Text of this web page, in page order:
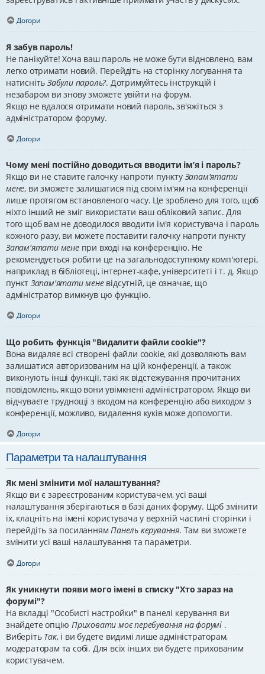
Догори
Я забув пароль!
Не панікуйте! Хоча ваш пароль не може бути відновлено, вам
легко отримати новий. Перейдіть на сторінку логування та
натисніть Забули пароль?. Дотримуйтесь інструкцій і
незабаром ви знову зможете увійти на форум.
Якщо не вдалося отримати новий пароль, зв'яжіться з
адміністратором форуму.
Догори
Чому мені постійно доводиться вводити ім’я і пароль?
Якщо ви не ставите галочку напроти пункту Запам'ятати
мене, ви зможете залишатися під своїм ім'ям на конференції
лише протягом встановленого часу. Це зроблено для того, щоб
ніхто інший не зміг використати ваш обліковий запис. Для
того щоб вам не доводилося вводити ім'я користувача і пароль
кожного разу, ви можете поставити галочку напроти пункту
Запам'ятати менепри вході на конференцію. Не
рекомендується робити це на загальнодоступному комп'ютері,
наприклад в бібліотеці, інтернет-кафе, університеті і т. д. Якщо
пункт Запам'ятати меневідсутній, це означає, що
адміністратор вимкнув цю функцію.
Догори
Що робить функція "Видалити файли cookie"?
Вона видаляє всі створені файли cookie, які дозволяють вам
залишатися авторизованим на цій конференції, а також
виконують інші функції, такі як відстежування прочитаних
повідомлень, якщо вони увімкнені адміністратором. Якщо ви
відчуваєте труднощі з входом на конференцію або виходом з
конференції, можливо, видалення куків може допомогти.
Догори
Параметри та налаштування
Як мені змінити мої налаштування?
Якщо ви є зареєстрованим користувачем, усі ваші
налаштування зберігаються в базі даних форуму. Щоб змінити
їх, клацніть на імені користувача у верхній частині сторінки і
перейдіть за посиланнямПанель керування. Там ви зможете
змінити усі ваші налаштування та параметри.
Догори
Як уникнути появи мого імені в списку "Хто зараз на
форумі"?
На вкладці "Особисті настройки" в панелі керування ви
знайдете опціюПриховати моє перебування на форумі .
Виберіть Так, і ви будете видимі лише адміністраторам,
модераторам та собі. Для всіх інших ви будете прихованим
користувачем.